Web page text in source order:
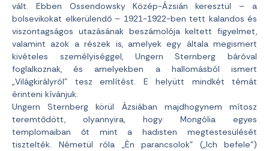
vált. Ebben Ossendowsky Közép-Ázsián keresztül – a
bolsevikokat elkerülendő – 1921-1922-ben tett kalandos és
viszontagságos utazásának beszámolója keltett figyelmet,
valamint azok a részek is, amelyek egy általa megismert
kivételes személyiséggel, Ungern Sternberg báróval
foglalkoznak, és amelyekben a hallomásból ismert
„Világkirályról” tesz említést. E helyütt mindkét témát
érinteni kívánjuk.
Ungern Sternberg körül Ázsiában majdhogynem mítosz
teremtődött, olyannyira, hogy Mongólia egyes
templomaiban őt mint a hadisten megtestesülését
tisztelték. Németül róla „Én parancsolok” („Ich befele”)